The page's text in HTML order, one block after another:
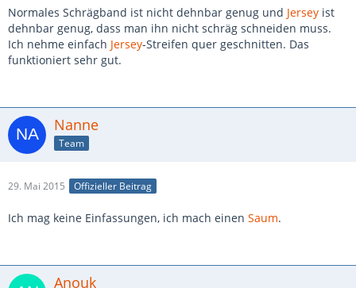
Normales Schrägband ist nicht dehnbar genug und Jersey ist
dehnbar genug, dass man ihn nicht schräg schneiden muss.
Ich nehme einfach Jersey-Streifen quer geschnitten. Das
funktioniert sehr gut.
Nanne
Team
29. Mai 2015 Offizieller Beitrag
Ich mag keine Einfassungen, ich mach einen Saum.
Anouk